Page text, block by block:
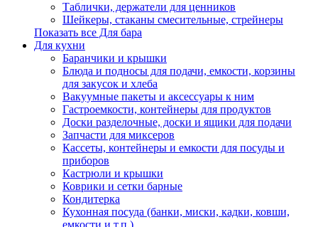
Таблички, держатели для ценников
Шейкеры, стаканы смесительные, стрейнеры
Показать все Для бара
Для кухни
Баранчики и крышки
Блюда и подносы для подачи, емкости, корзины
для закусок и хлеба
Вакуумные пакеты и аксессуары к ним
Гастроемкости, контейнеры для продуктов
Доски разделочные, доски и ящики для подачи
Запчасти для миксеров
Кассеты, контейнеры и емкости для посуды и
приборов
Кастрюли и крышки
Коврики и сетки барные
Кондитерка
Кухонная посуда (банки, миски, кадки, ковши,
емкости и т.п.)